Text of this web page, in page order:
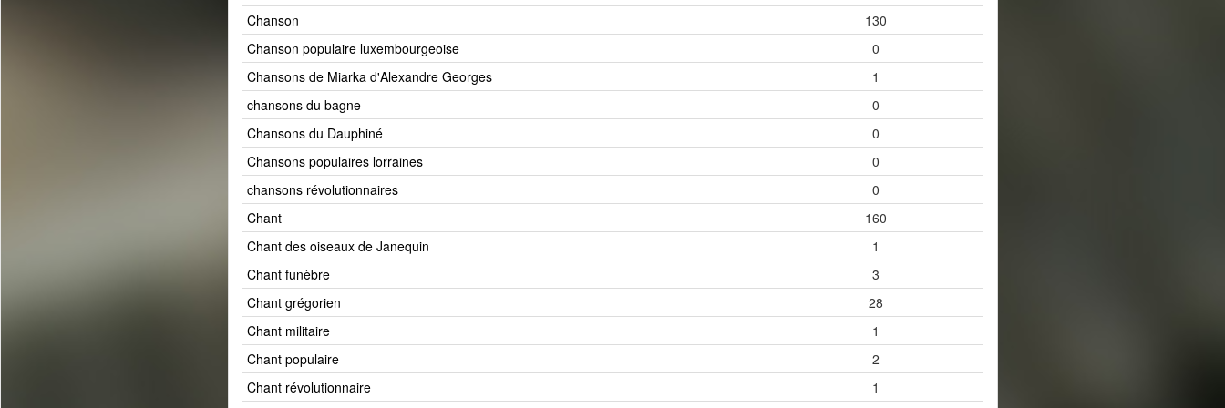
Chanson
130
Chanson populaire luxembourgeoise
0
Chansons de Miarka d'Alexandre Georges
1
chansons du bagne
0
Chansons du Dauphiné
0
Chansons populaires lorraines
0
chansons révolutionnaires
0
Chant
160
Chant des oiseaux de Janequin
1
Chant funèbre
3
Chant grégorien
28
Chant militaire
1
Chant populaire
2
Chant révolutionnaire
1